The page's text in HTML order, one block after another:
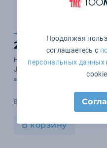
2 131 ₽
Набор для вина 4в1 c
Joy Electric Wine opener GIFT
арт. 1246_2215
В наличии 500 шт.
В корзину
Продолжая
соглашаетесь с
персональных данных